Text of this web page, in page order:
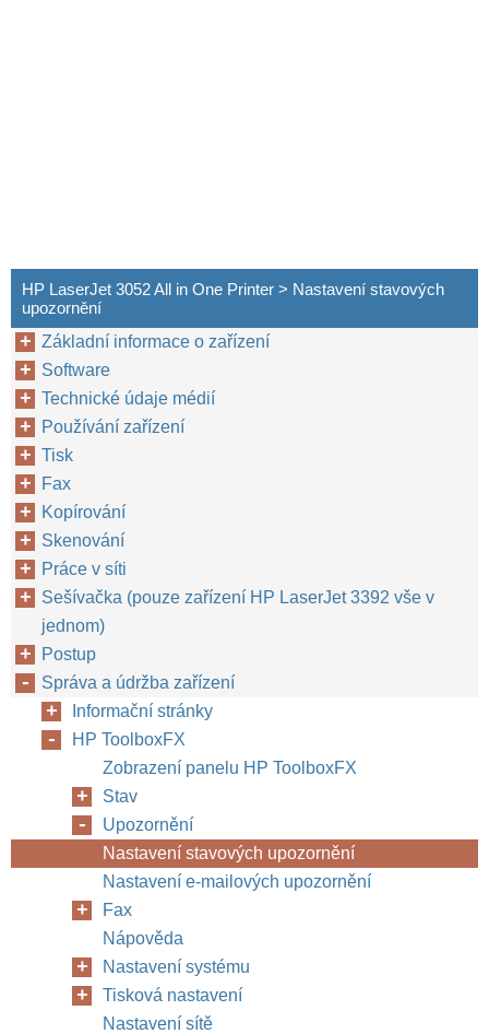
HP LaserJet 3052 All in One Printer > Nastavení stavových
upozornění
Základní informace o zařízení
Software
Technické údaje médií
Používání zařízení
Tisk
Fax
Kopírování
Skenování
Práce v síti
Sešívačka (pouze zařízení HP LaserJet 3392 vše v
jednom)
Postup
Správa a údržba zařízení
Informační stránky
HP ToolboxFX
Zobrazení panelu HP ToolboxFX
Stav
Upozornění
Nastavení stavových upozornění
Nastavení e-mailových upozornění
Fax
Nápověda
Nastavení systému
Tisková nastavení
Nastavení sítě